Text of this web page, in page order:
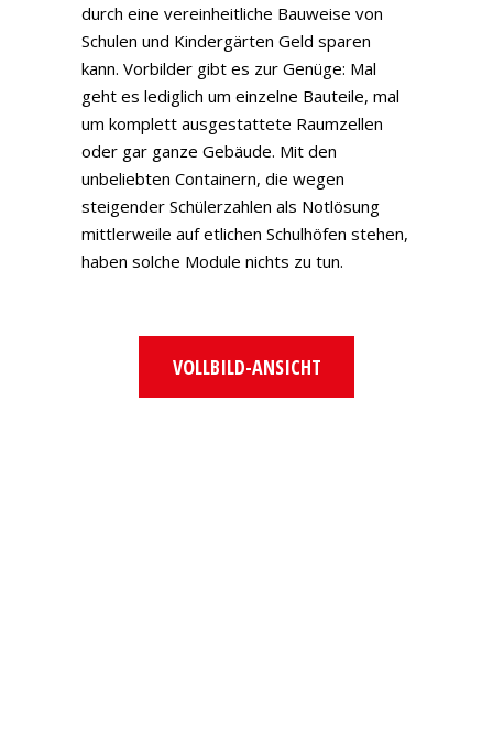
durch eine vereinheitliche Bauweise von
Schulen und Kindergärten Geld sparen
kann. Vorbilder gibt es zur Genüge: Mal
geht es lediglich um einzelne Bauteile, mal
um komplett ausgestattete Raumzellen
oder gar ganze Gebäude. Mit den
unbeliebten Containern, die wegen
steigender Schülerzahlen als Notlösung
mittlerweile auf etlichen Schulhöfen stehen,
haben solche Module nichts zu tun.
VOLLBILD-ANSICHT